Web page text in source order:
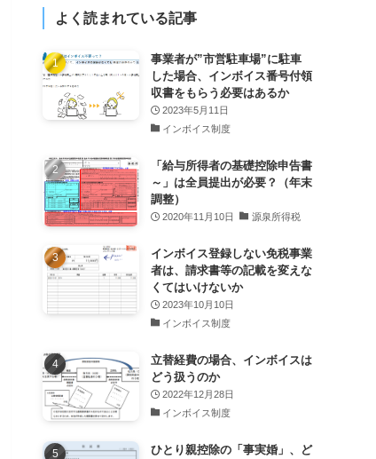
よく読まれている記事
事業者が”市営駐車場”に駐車
した場合、インボイス番号付領
収書をもらう必要はあるか
2023年5月11日
インボイス制度
「給与所得者の基礎控除申告書
～」は全員提出が必要？（年末
調整）
2020年11月10日 源泉所得税
インボイス登録しない免税事業
者は、請求書等の記載を変えな
くてはいけないか
2023年10月10日
インボイス制度
立替経費の場合、インボイスは
どう扱うのか
2022年12月28日
インボイス制度
ひとり親控除の「事実婚」、ど